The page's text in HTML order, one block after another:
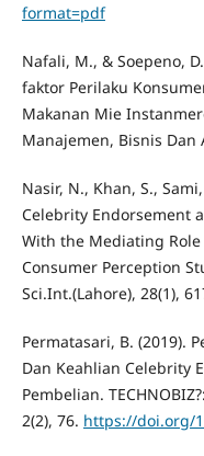
format=pdf
Nafali, M., & Soepeno,
faktor Perilaku
Makanan Mie
Manajemen, Bisnis Dan
Nasir, N., Khan, S.,
Celebrity Endorsement
With the Mediating
Consumer Perception
Sci.Int.(Lahore), 28(1),
Permatasari, B. (2019).
Dan Keahlian Celebrity
Pembelian.
2(2), 76. https://doi.org/